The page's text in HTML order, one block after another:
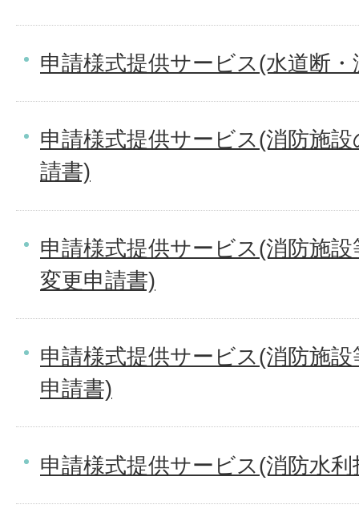
申請様式提供サービス(水道断
申請様式提供サービス(消防施
請書)
申請様式提供サービス(消防施
変更申請書)
申請様式提供サービス(消防施
申請書)
申請様式提供サービス(消防水